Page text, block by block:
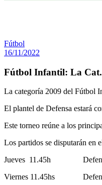
Fútbol
16/11/2022
Fútbol Infantil: La Cat.
La categoría 2009 del Fútbol
El plantel de Defensa estará
Este torneo reúne a los
Los partidos se disputarán en
Jueves 11.45h Defensa
Viernes 11.45hs Defensa